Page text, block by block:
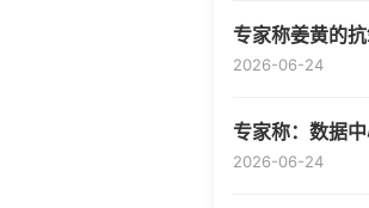
专家称姜黄的
2026-06-24
专家称：数据
2026-06-24